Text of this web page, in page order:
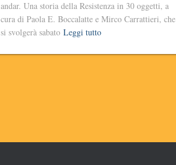
andar. Una storia della Resistenza in 30 oggetti, a
cura di Paola E. Boccalatte e Mirco Carrattieri, che
si svolgerà sabato Leggi tutto